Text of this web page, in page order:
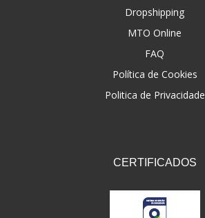
Dropshipping
MTO Online
FAQ
Política de Cookies
Politica de Privacidade
CERTIFICADOS